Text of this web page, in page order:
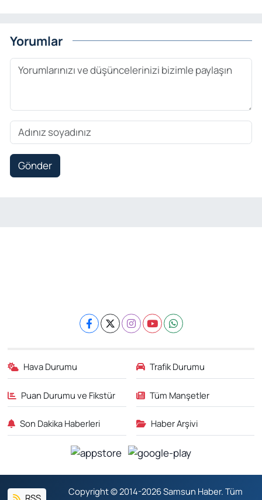
Yorumlar
Gönder
Hava Durumu Trafik Durumu
Puan Durumu ve Fikstür Tüm Manşetler
Son Dakika Haberleri Haber Arşivi
RSS
Copyright © 2014-2026 Samsun Haber. Tüm